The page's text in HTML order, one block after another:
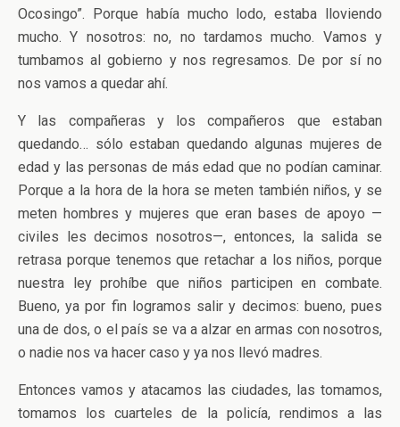
Ocosingo”. Porque había mucho lodo, estaba lloviendo
mucho. Y nosotros: no, no tardamos mucho. Vamos y
tumbamos al gobierno y nos regresamos. De por sí no
nos vamos a quedar ahí.
Y las compañeras y los compañeros que estaban
quedando… sólo estaban quedando algunas mujeres de
edad y las personas de más edad que no podían caminar.
Porque a la hora de la hora se meten también niños, y se
meten hombres y mujeres que eran bases de apoyo —
civiles les decimos nosotros—, entonces, la salida se
retrasa porque tenemos que retachar a los niños, porque
nuestra ley prohíbe que niños participen en combate.
Bueno, ya por fin logramos salir y decimos: bueno, pues
una de dos, o el país se va a alzar en armas con nosotros,
o nadie nos va hacer caso y ya nos llevó madres.
Entonces vamos y atacamos las ciudades, las tomamos,
tomamos los cuarteles de la policía, rendimos a las